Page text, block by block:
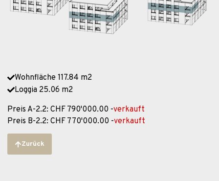
Wohnfläche 117.84 m2
Loggia 25.06 m2
Preis A-2.2: CHF 790'000.00 -verkauft
Preis B-2.2: CHF 770'000.00 -verkauft
Zurück